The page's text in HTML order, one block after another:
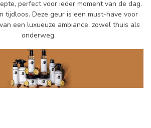
perfect voor ieder moment van de dag.
tijdloos. Deze geur is een must-have voor
een luxueuze ambiance, zowel thuis als
onderweg.